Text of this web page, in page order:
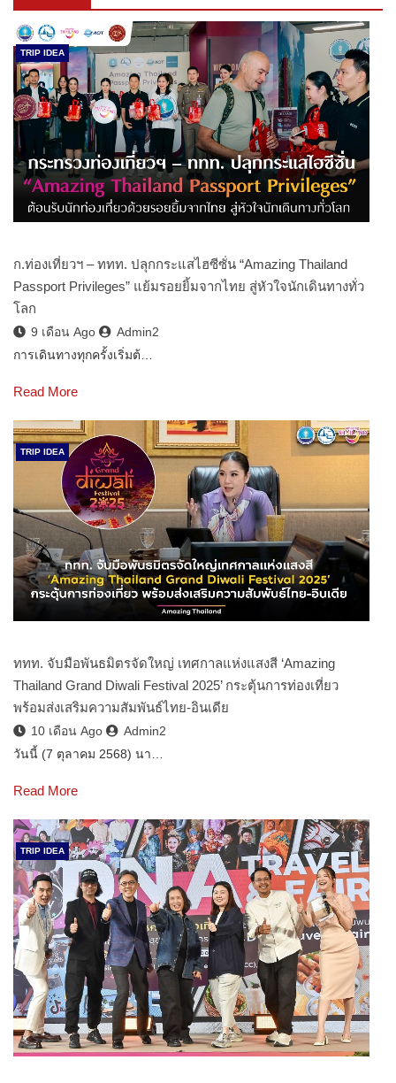
TRIP IDEA
ก.ท่องเที่ยวฯ – ททท. ปลุกกระแสไฮซีซั่น “Amazing Thailand
Passport Privileges” แย้มรอยยิ้มจากไทย สู่หัวใจนักเดินทางทั่ว
โลก
9 เดือน Ago
Admin2
การเดินทางทุกครั้งเริ่มต้…
Read More
TRIP IDEA
ททท. จับมือพันธมิตรจัดใหญ่ เทศกาลแห่งแสงสี ‘Amazing
Thailand Grand Diwali Festival 2025’ กระตุ้นการท่องเที่ยว
พร้อมส่งเสริมความสัมพันธ์ไทย-อินเดีย
10 เดือน Ago
Admin2
วันนี้ (7 ตุลาคม 2568) นา…
Read More
TRIP IDEA